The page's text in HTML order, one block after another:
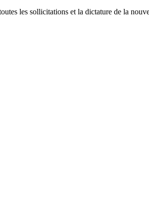
les sollicitations et la dictature de la